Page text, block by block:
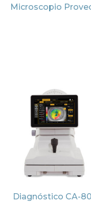
Microscopio
Diagnóstico CA-